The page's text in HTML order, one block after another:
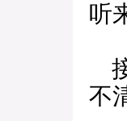
听
不